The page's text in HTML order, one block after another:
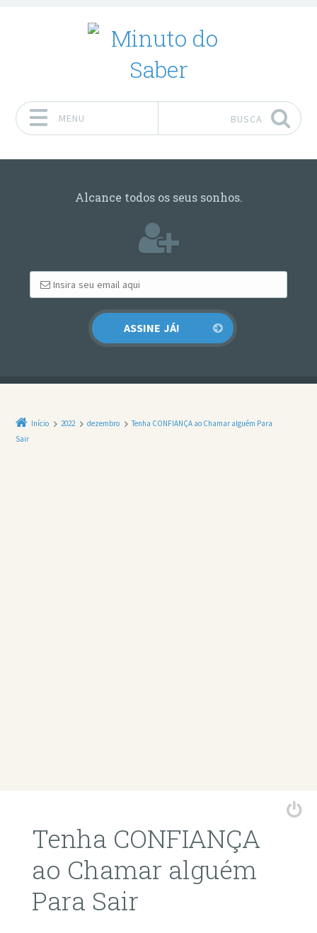
MENU BUSCA
Alcance todos os seus sonhos.
Início 2022 dezembro
Tenha CONFIANÇA ao Chamar alguém Para
Sair
Tenha CONFIANÇA
ao Chamar alguém
Para Sair